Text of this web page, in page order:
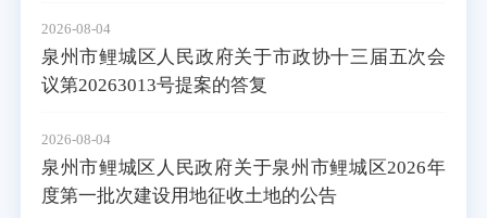
2026-08-04
泉州市鲤城区人民政府关于市政协十三届五次会
议第20263013号提案的答复
2026-08-04
泉州市鲤城区人民政府关于泉州市鲤城区2026年
度第一批次建设用地征收土地的公告